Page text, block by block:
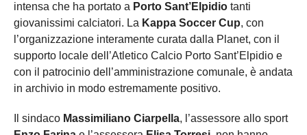
intensa che ha portato a Porto Sant’Elpidio tanti
giovanissimi calciatori. La Kappa Soccer Cup, con
l’organizzazione interamente curata dalla Planet, con il
supporto locale dell’Atletico Calcio Porto Sant’Elpidio e
con il patrocinio dell’amministrazione comunale, è andata
in archivio in modo estremamente positivo.
Il sindaco Massimiliano Ciarpella, l’assessore allo sport